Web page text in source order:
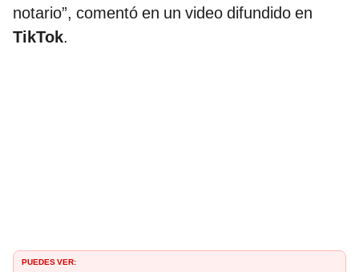
notario”, comentó en un video difundido en
TikTok.
PUEDES VER: